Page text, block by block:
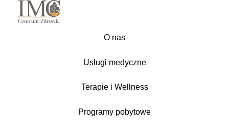
O nas
Usługi medyczne
Terapie i Wellness
Programy pobytowe